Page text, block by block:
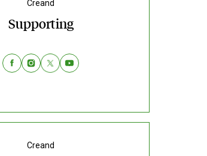
Creand
Supporting
Creand